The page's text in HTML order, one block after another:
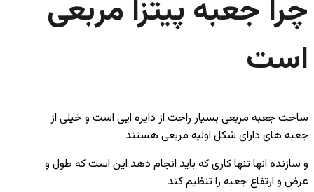
چرا جعبه پیتزا مربعی
است
ساخت جعبه مربعی بسیار راحت از دایره ایی است و خیلی از
جعبه های دارای شکل اولیه مربعی هستند
و سازنده انها تنها کاری که باید انجام دهد این است که طول و
عرض و ارتفاع جعبه را تنظیم کند